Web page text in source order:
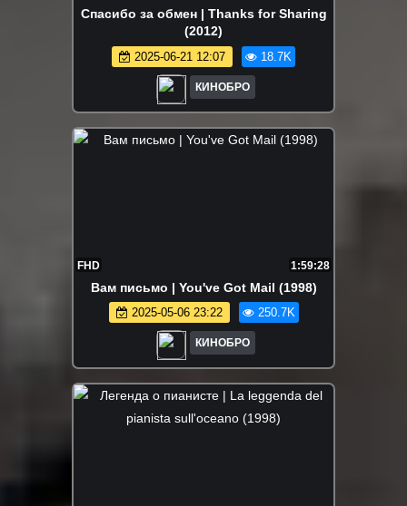
Спасибо за обмен | Thanks for Sharing
(2012)
2025-06-21 12:07 18.7K
КИНОБРО
FHD 1:59:28
Вам письмо | You've Got Mail (1998)
2025-05-06 23:22 250.7K
КИНОБРО